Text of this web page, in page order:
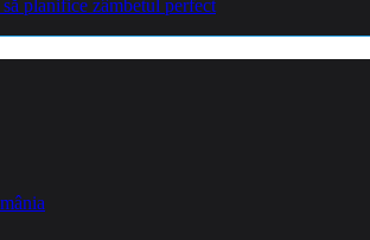
planifice zâmbetul perfect